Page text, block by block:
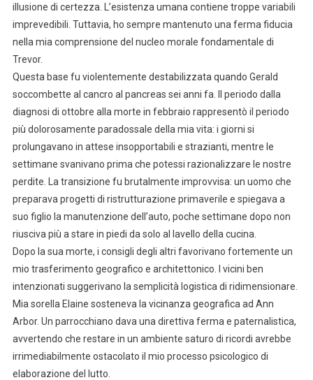
illusione di certezza. L’esistenza umana contiene troppe variabili
imprevedibili. Tuttavia, ho sempre mantenuto una ferma fiducia
nella mia comprensione del nucleo morale fondamentale di
Trevor.
Questa base fu violentemente destabilizzata quando Gerald
soccombette al cancro al pancreas sei anni fa. Il periodo dalla
diagnosi di ottobre alla morte in febbraio rappresentò il periodo
più dolorosamente paradossale della mia vita: i giorni si
prolungavano in attese insopportabili e strazianti, mentre le
settimane svanivano prima che potessi razionalizzare le nostre
perdite. La transizione fu brutalmente improvvisa: un uomo che
preparava progetti di ristrutturazione primaverile e spiegava a
suo figlio la manutenzione dell’auto, poche settimane dopo non
riusciva più a stare in piedi da solo al lavello della cucina.
Dopo la sua morte, i consigli degli altri favorivano fortemente un
mio trasferimento geografico e architettonico. I vicini ben
intenzionati suggerivano la semplicità logistica di ridimensionare.
Mia sorella Elaine sosteneva la vicinanza geografica ad Ann
Arbor. Un parrocchiano dava una direttiva ferma e paternalistica,
avvertendo che restare in un ambiente saturo di ricordi avrebbe
irrimediabilmente ostacolato il mio processo psicologico di
elaborazione del lutto.